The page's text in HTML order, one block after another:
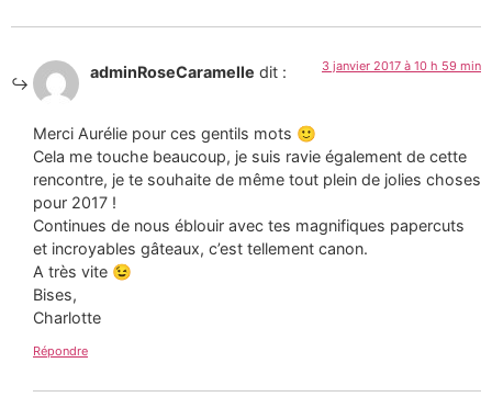
adminRoseCaramelle dit : 3 janvier 2017 à 10 h 59 min
Merci Aurélie pour ces gentils mots 🙂
Cela me touche beaucoup, je suis ravie également de cette
rencontre, je te souhaite de même tout plein de jolies choses
pour 2017 !
Continues de nous éblouir avec tes magnifiques papercuts
et incroyables gâteaux, c’est tellement canon.
A très vite 😉
Bises,
Charlotte
Répondre